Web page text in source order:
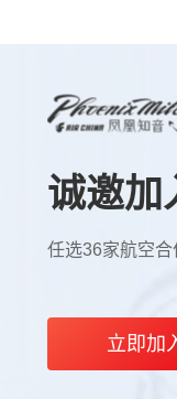
诚邀加
任选36家航空
立即加